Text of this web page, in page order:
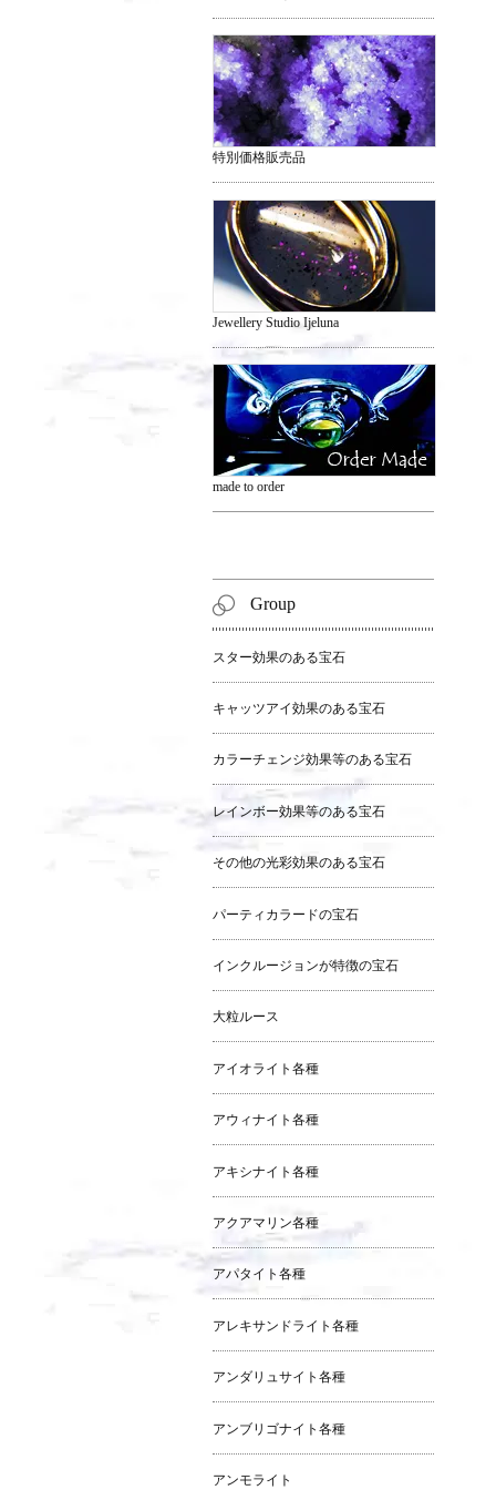
特別価格販売品
Jewellery Studio Ijeluna
made to order
Group
スター効果のある宝石
キャッツアイ効果のある宝石
カラーチェンジ効果等のある宝石
レインボー効果等のある宝石
その他の光彩効果のある宝石
パーティカラードの宝石
インクルージョンが特徴の宝石
大粒ルース
アイオライト各種
アウィナイト各種
アキシナイト各種
アクアマリン各種
アパタイト各種
アレキサンドライト各種
アンダリュサイト各種
アンブリゴナイト各種
アンモライト